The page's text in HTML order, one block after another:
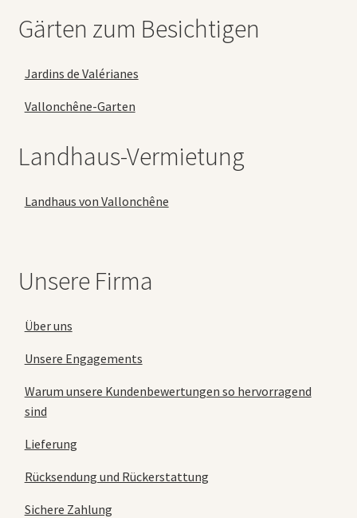
Gärten zum Besichtigen
Jardins de Valérianes
Vallonchêne-Garten
Landhaus-Vermietung
Landhaus von Vallonchêne
Unsere Firma
Über uns
Unsere Engagements
Warum unsere Kundenbewertungen so hervorragend
sind
Lieferung
Rücksendung und Rückerstattung
Sichere Zahlung